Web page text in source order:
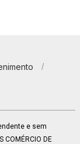
e sem
DE